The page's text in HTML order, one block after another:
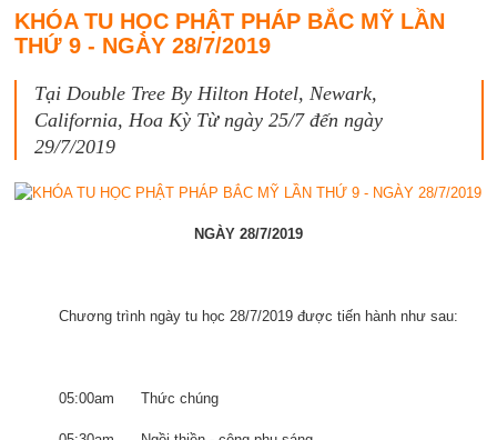
KHÓA TU HỌC PHẬT PHÁP BẮC MỸ LẦN
THỨ 9 - NGÀY 28/7/2019
Tại Double Tree By Hilton Hotel, Newark,
California, Hoa Kỳ Từ ngày 25/7 đến ngày
29/7/2019
NGÀY 28/7/2019
Chương trình ngày tu học 28/7/2019 được tiến hành như sau:
05:00am Thức chúng